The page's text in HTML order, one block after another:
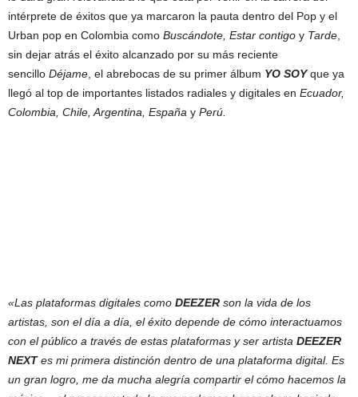
intérprete de éxitos que ya marcaron la pauta dentro del Pop y el
Urban pop en Colombia como Buscándote, Estar contigo y Tarde
sin dejar atrás el éxito alcanzado por su más reciente
sencillo Déjame , el abrebocas de su primer álbum YO SOYque ya
llegó al top de importantes listados radiales y digitales en Ecuador,
Colombia, Chile, Argentina, España y Perú.
«Las plataformas digitales como DEEZER son la vida de los
artistas, son el día a día, el éxito depende de cómo interactuamos
con el público a través de estas plataformas yser artista DEEZER
NEXTes mi primera distinción dentro de una plataforma digital. Es
un gran logro, me da mucha alegría compartir el cómo hacemos la